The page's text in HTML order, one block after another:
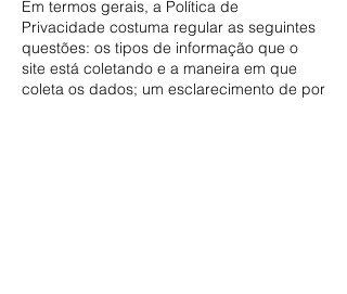
Em termos gerais, a Política de
Privacidade costuma regular as seguintes
questões: os tipos de informação que o
site está coletando e a maneira em que
coleta os dados; um esclarecimento de por